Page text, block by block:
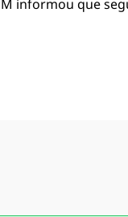
informou que